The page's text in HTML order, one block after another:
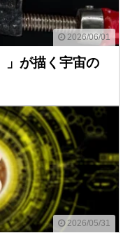
2026/06/01
」が描く宇宙の
2026/05/31